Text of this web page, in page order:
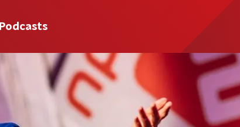
Podcasts